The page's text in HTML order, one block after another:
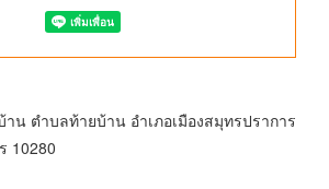
น ตำบลท้ายบ้าน อำเภอเมืองสมุทรปราการ
10280